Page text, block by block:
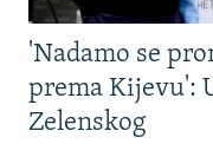
'Nadamo se
prema Kijevu':
Zelenskog